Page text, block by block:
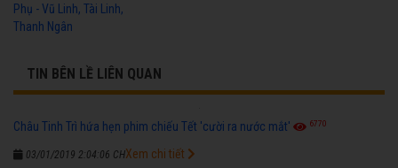
Phụ - Vũ Linh, Tài Linh,
Thanh Ngân
TIN BÊN LỀ LIÊN QUAN
Châu Tinh Trì hứa hẹn phim chiếu Tết 'cười ra nước mắt' 6770
03/01/2019 2:04:06 CHXem chi tiết